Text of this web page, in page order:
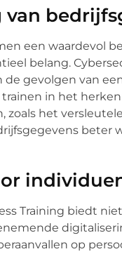
van
een waardevol
belang.
gevolgen van
in het
zoals het
beter
Training biedt
op